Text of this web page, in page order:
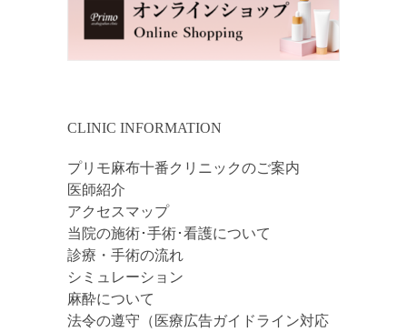
CLINIC INFORMATION
プリモ麻布十番クリニックのご案内
医師紹介
アクセスマップ
当院の施術･手術･看護について
診療・手術の流れ
シミュレーション
麻酔について
法令の遵守（医療広告ガイドライン対応